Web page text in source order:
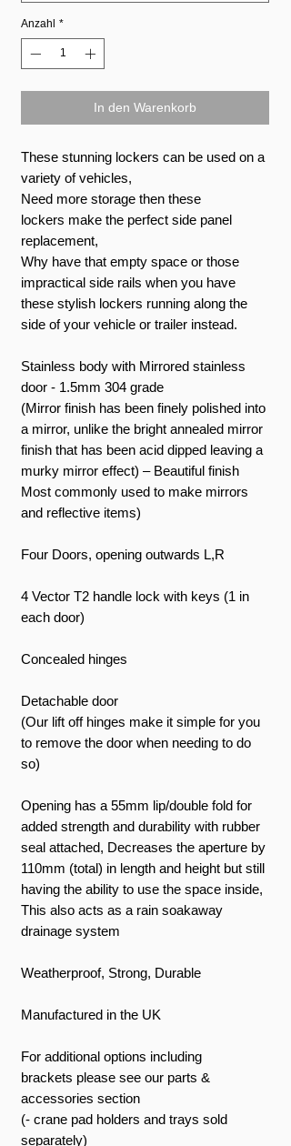
Anzahl *
In den Warenkorb
These stunning lockers can be used on a
variety of vehicles,
Need more storage then these
lockers make the perfect side panel
replacement,
Why have that empty space or those
impractical side rails when you have
these stylish lockers running along the
side of your vehicle or trailer instead.
Stainless body with Mirrored stainless
door - 1.5mm 304 grade
(Mirror finish has been finely polished into
a mirror, unlike the bright annealed mirror
finish that has been acid dipped leaving a
murky mirror effect) – Beautiful finish
Most commonly used to make mirrors
and reflective items)
Four Doors, opening outwards L,R
4 Vector T2 handle lock with keys (1 in
each door)
Concealed hinges
Detachable door
(Our lift off hinges make it simple for you
to remove the door when needing to do
so)
Opening has a 55mm lip/double fold for
added strength and durability with rubber
seal attached, Decreases the aperture by
110mm (total) in length and height but still
having the ability to use the space inside,
This also acts as a rain soakaway
drainage system
Weatherproof, Strong, Durable
Manufactured in the UK
For additional options including
brackets please see our parts &
accessories section
(- crane pad holders and trays sold
separately)